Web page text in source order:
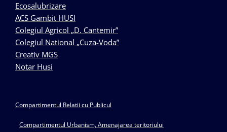
Ecosalubrizare
ACS Gambit HUSI
Colegiul Agricol „D. Cantemir”
Colegiul National „Cuza-Voda”
Creativ MGS
Notar Husi
Compartimentul Relatii cu Publicul
Compartimentul Urbanism, Amenajarea teritoriului